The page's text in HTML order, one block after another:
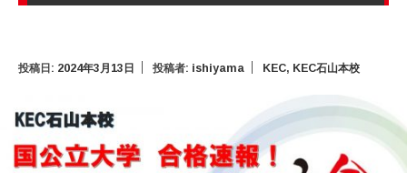
投稿日: 2024年3月13日 投稿者: ishiyama KEC, KEC石山本校